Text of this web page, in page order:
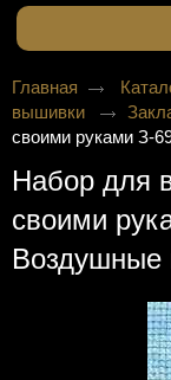
Главная
вышивки
своими руками З-
Набор для
своими
Воздушные